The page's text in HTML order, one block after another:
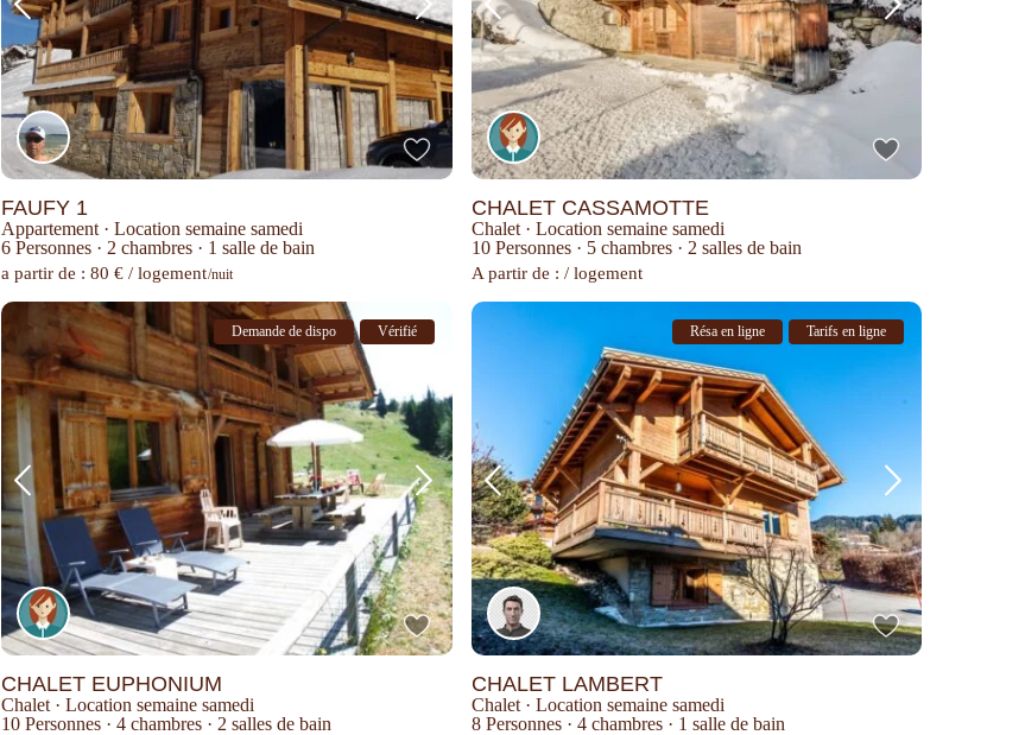
FAUFY 1
Appartement · Location semaine samedi
6 Personnes · 2 chambres · 1 salle de bain
a partir de : 80 € / logement/nuit
CHALET CASSAMOTTE
Chalet · Location semaine samedi
10 Personnes · 5 chambres · 2 salles de bain
A partir de : / logement
Demande de dispo Vérifié
CHALET EUPHONIUM
Chalet · Location semaine samedi
10 Personnes · 4 chambres · 2 salles de bain
Résa en ligne Tarifs en ligne
CHALET LAMBERT
Chalet · Location semaine samedi
8 Personnes · 4 chambres · 1 salle de bain